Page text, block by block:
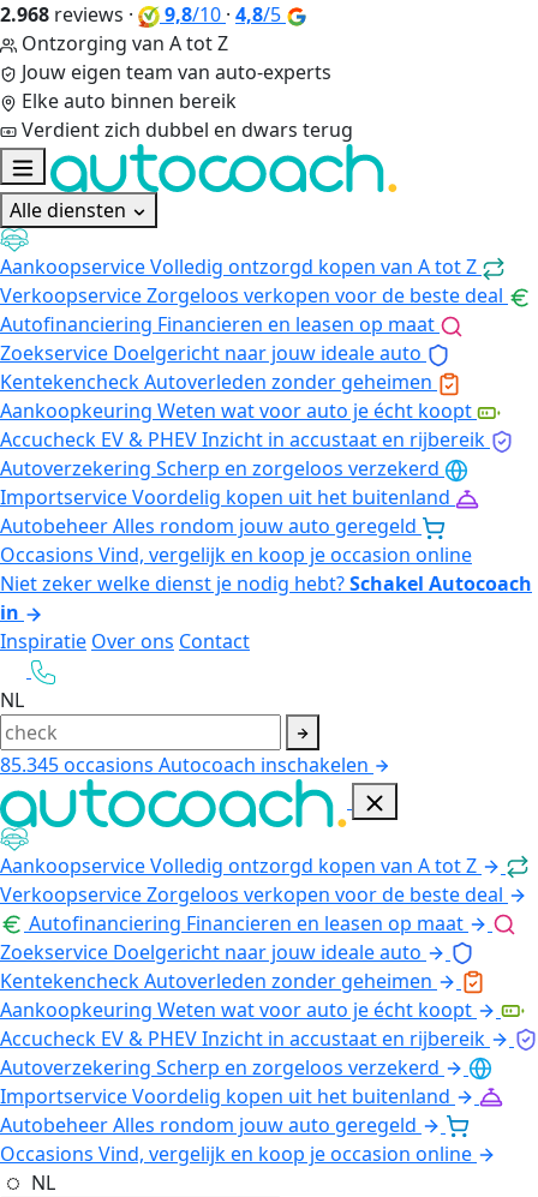
2.968 reviews · 9,8/10 · 4,8/5
Ontzorging van A tot Z
Jouw eigen team van auto-experts
Elke auto binnen bereik
Verdient zich dubbel en dwars terug
Alle diensten
AankoopserviceVolledig ontzorgd kopen van A tot Z
VerkoopserviceZorgeloos verkopen voor de beste deal
Autofinanciering Financieren en leasen op maat
Zoekservice Doelgericht naar jouw ideale auto
KentekencheckAutoverleden zonder geheimen
Aankoopkeuring Weten wat voor auto je écht koopt
Accucheck EV & PHEVInzicht in accustaat en rijbereik
Autoverzekering Scherp en zorgeloos verzekerd
ImportserviceVoordelig kopen uit het buitenland
AutobeheerAlles rondom jouw auto geregeld
Occasions Vind, vergelijk en koop je occasion online
Niet zeker welke dienst je nodig hebt?Schakel Autocoach
in
Inspiratie Over ons Contact
NL
85.345occasions Autocoach inschakelen
AankoopserviceVolledig ontzorgd kopen van A tot Z
VerkoopserviceZorgeloos verkopen voor de beste deal
Autofinanciering Financieren en leasen op maat
Zoekservice Doelgericht naar jouw ideale auto
KentekencheckAutoverleden zonder geheimen
Aankoopkeuring Weten wat voor auto je écht koopt
Accucheck EV & PHEVInzicht in accustaat en rijbereik
Autoverzekering Scherp en zorgeloos verzekerd
ImportserviceVoordelig kopen uit het buitenland
AutobeheerAlles rondom jouw auto geregeld
Occasions Vind, vergelijk en koop je occasion online
NL